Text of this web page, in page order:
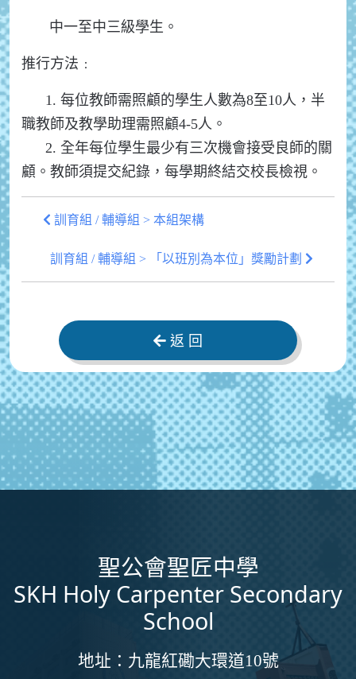
中一至中三級學生。
推行方法﹕
1. 每位教師需照顧的學生人數為8至10人，半
職教師及教學助理需照顧4-5人。
2. 全年每位學生最少有三次機會接受良師的關
顧。教師須提交紀錄，每學期終結交校長檢視。
訓育組 / 輔導組 > 本組架構
訓育組 / 輔導組 > 「以班別為本位」獎勵計劃
返 回
聖公會聖匠中學
SKH Holy Carpenter Secondary
School
地址： 九龍紅磡大環道10號